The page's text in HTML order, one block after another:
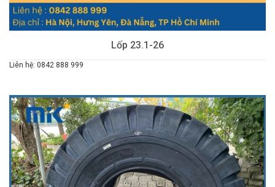
Lốp 23.1-26
Liên hệ: 0842 888 999